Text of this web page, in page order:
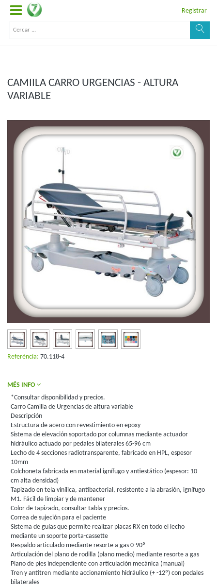
Registrar
CAMIILA CARRO URGENCIAS - ALTURA
VARIABLE
Referència: 70.118-4
MÉS INFO
*Consultar disponibilidad y precios.
Carro Camilla de Urgencias de altura variable
Descripción
Estructura de acero con revestimiento en epoxy
Sistema de elevación soportado por columnas mediante actuador
hidráulico actuado por pedales bilaterales 65-96 cm
Lecho de 4 secciones radiotransparente, fabricado en HPL, espesor
10mm
Colchoneta fabricada en material ignífugo y antiestático (espesor: 10
cm alta densidad)
Tapizado en tela vinílica, antibacterial, resistente a la abrasión, ignífugo
M1. Fácil de limpiar y de mantener
Color de tapizado, consultar tabla y precios.
Correa de sujeción para el paciente
Sistema de guías que permite realizar placas RX en todo el lecho
mediante un soporte porta-cassette
Respaldo articulado mediante resorte a gas 0-90º
Articulación del plano de rodilla (plano medio) mediante resorte a gas
Plano de pies independiente con articulación mecánica (manual)
Tren y antitren mediante accionamiento hidráulico (+ -12º) con pedales
bilaterales